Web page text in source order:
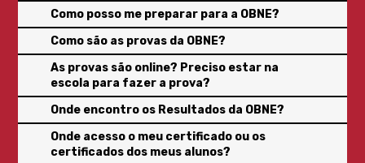
Como posso me preparar para a OBNE?
Como são as provas da OBNE?
As provas são online? Preciso estar na
escola para fazer a prova?
Onde encontro os Resultados da OBNE?
Onde acesso o meu certificado ou os
certificados dos meus alunos?